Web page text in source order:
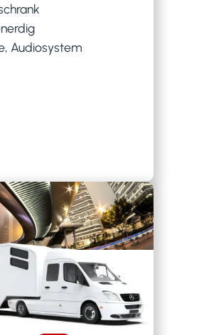
Audiosystem